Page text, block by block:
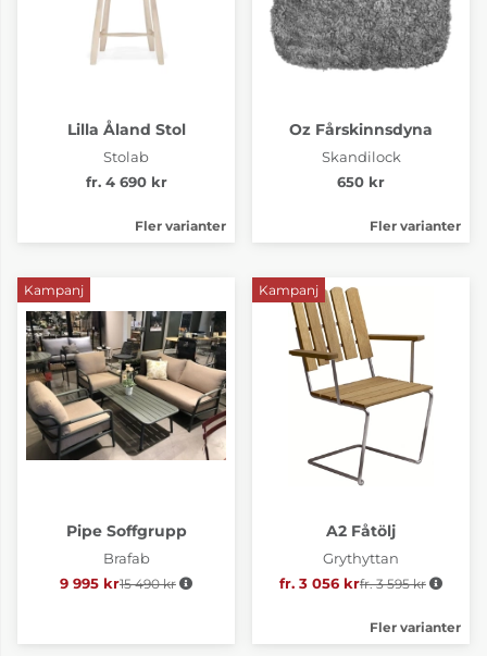
Lilla Åland Stol
Stolab
fr. 4 690 kr
Fler varianter
Oz Fårskinnsdyna
Skandilock
650 kr
Fler varianter
Kampanj
Pipe Soffgrupp
Brafab
9 995 kr Ordinarie pris:
15 490 kr
Kampanj
A2 Fåtölj
Grythyttan
fr. 3 056 krOrdinarie pris:
fr. 3 595 kr
Fler varianter